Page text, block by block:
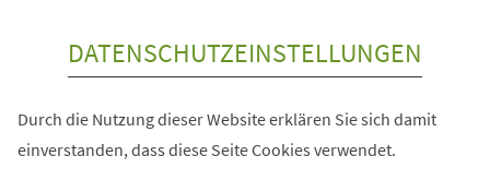
DATENSCHUTZEINSTELLUNGEN
Durch die Nutzung dieser Website erklären Sie sich damit
einverstanden, dass diese Seite Cookies verwendet.